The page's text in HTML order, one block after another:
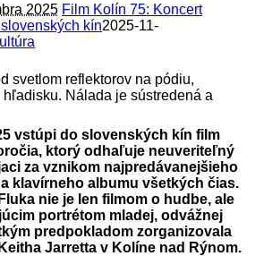
2025 Film Kolín 75: Koncert
kín2025-11-
vstúpi do slovenských kín film
ktorý odhaľuje neuveriteľný
za vznikom najpredávanejšieho
klavírneho albumu všetkých čias.
nie je len filmom o hudbe, ale
portrétom mladej, odvážnej
predpokladom zorganizovala
Jarretta v Kolíne nad Rýnom.